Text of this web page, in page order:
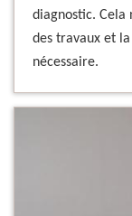
diagnostic. Cela
des travaux et
nécessaire.